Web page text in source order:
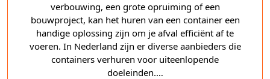
verbouwing, een grote opruiming of een
bouwproject, kan het huren van een container een
handige oplossing zijn om je afval efficiënt af te
voeren. In Nederland zijn er diverse aanbieders die
containers verhuren voor uiteenlopende
doeleinden.…